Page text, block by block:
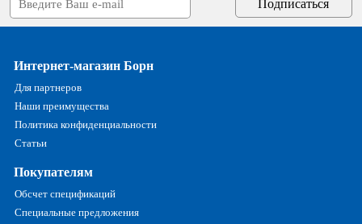
Интернет-магазин Борн
Для партнеров
Наши преимущества
Политика конфиденциальности
Статьи
Покупателям
Обсчет спецификаций
Специальные предложения